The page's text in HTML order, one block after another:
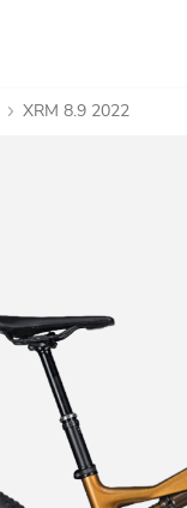
XRM 8.9 2022